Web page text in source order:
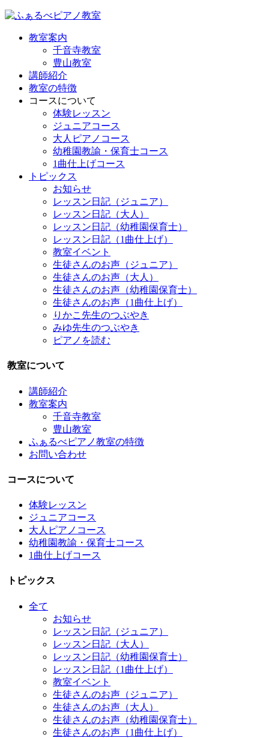
教室案内
千音寺教室
豊山教室
講師紹介
教室の特徴
コースについて
体験レッスン
ジュニアコース
大人ピアノコース
幼稚園教諭・保育士コース
1曲仕上げコース
トピックス
お知らせ
レッスン日記（ジュニア）
レッスン日記（大人）
レッスン日記（幼稚園保育士）
レッスン日記（1曲仕上げ）
教室イベント
生徒さんのお声（ジュニア）
生徒さんのお声（大人）
生徒さんのお声（幼稚園保育士）
生徒さんのお声（1曲仕上げ）
りかこ先生のつぶやき
みゆ先生のつぶやき
ピアノを読む
教室について
講師紹介
教室案内
千音寺教室
豊山教室
ふぁるべピアノ教室の特徴
お問い合わせ
コースについて
体験レッスン
ジュニアコース
大人ピアノコース
幼稚園教諭・保育士コース
1曲仕上げコース
トピックス
全て
お知らせ
レッスン日記（ジュニア）
レッスン日記（大人）
レッスン日記（幼稚園保育士）
レッスン日記（1曲仕上げ）
教室イベント
生徒さんのお声（ジュニア）
生徒さんのお声（大人）
生徒さんのお声（幼稚園保育士）
生徒さんのお声（1曲仕上げ）